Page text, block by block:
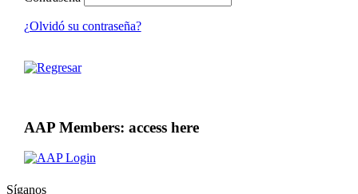
¿Olvidó su contraseña?
AAP Members: access here
Síganos